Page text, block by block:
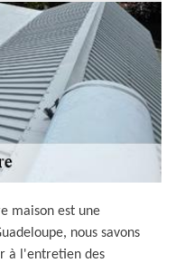
maison est une
nous savons
à l'entretien des